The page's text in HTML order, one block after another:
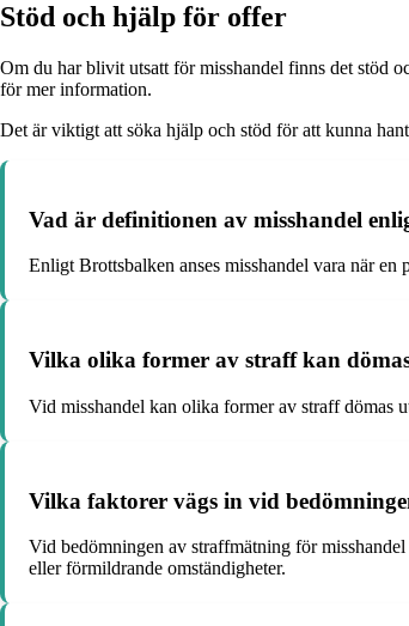
Stöd och hjälp för offer
Om du har blivit utsatt för misshandel finns det stöd
för mer information.
Det är viktigt att söka hjälp och stöd för att kunna
Vad är definitionen av misshandel
Enligt Brottsbalken anses misshandel vara när
Vilka olika former av straff kan
Vid misshandel kan olika former av straff dömas
Vilka faktorer vägs in vid
Vid bedömningen av straffmätning för
eller förmildrande omständigheter.